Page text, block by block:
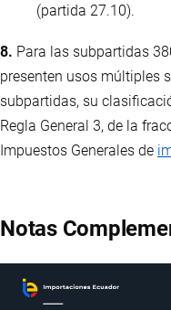
(partida 27.10).
8. Para las subpartidas
presenten usos múltiples
subpartidas, su
Regla General 3, de la
Impuestos Generales de
Notas